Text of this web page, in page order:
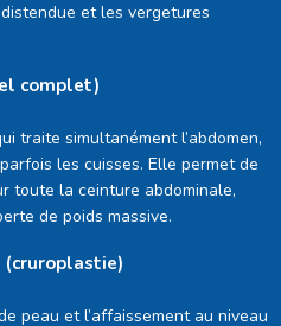
et les vergetures
complet)
traite simultanément l’abdomen,
les cuisses. Elle permet de
toute la ceinture abdominale,
de poids massive.
(cruroplastie)
peau et l’affaissement au niveau